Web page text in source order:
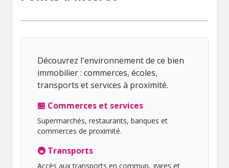
Découvrez l'environnement de ce bien
immobilier : commerces, écoles,
transports et services à proximité.
🏪 Commerces et services
Supermarchés, restaurants, banques et
commerces de proximité.
🚇 Transports
Accès aux transports en commun, gares et